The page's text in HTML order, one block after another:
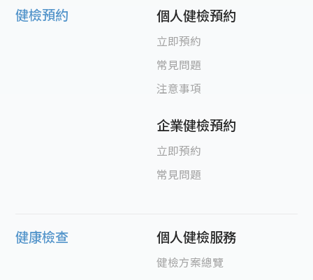
健檢預約 個人健檢預約
立即預約
常見問題
注意事項
企業健檢預約
立即預約
常見問題
健康檢查 個人健檢服務
健檢方案總覽